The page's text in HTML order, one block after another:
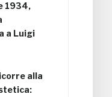
1934,
a Luigi
alla